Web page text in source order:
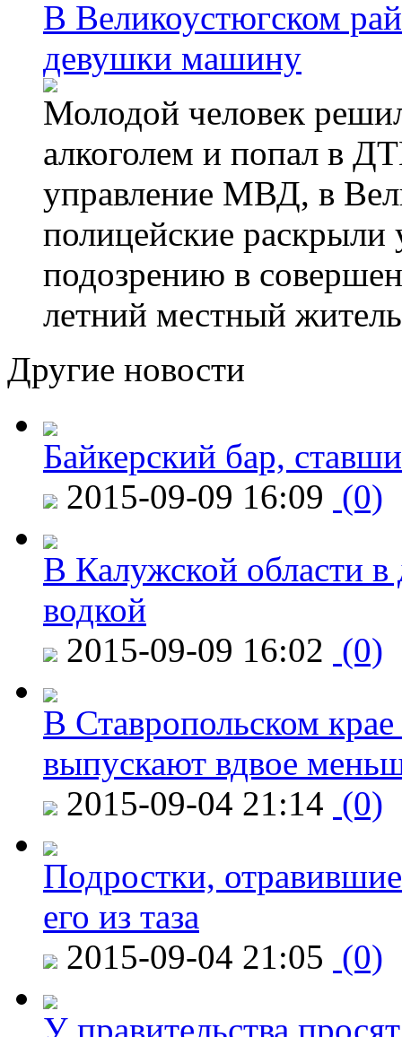
В Великоустюгском
девушки машину
Молодой человек
алкоголем и попал в
управление МВД, в
полицейские
подозрению в
летний местный
Другие новости
Байкерский бар,
2015-09-09 16:09 (0)
В Калужской области в
водкой
2015-09-09 16:02 (0)
В Ставропольском
выпускают вдвое
2015-09-04 21:14 (0)
Подростки,
его из таза
2015-09-04 21:05 (0)
У правительства